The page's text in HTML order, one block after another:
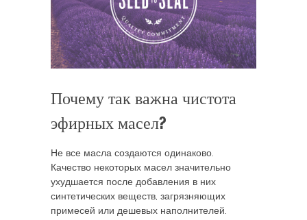
Почему так важна чистота
эфирных масел?
Не все масла создаются одинаково.
Качество некоторых масел значительно
ухудшается после добавления в них
синтетических веществ, загрязняющих
примесей или дешевых наполнителей.